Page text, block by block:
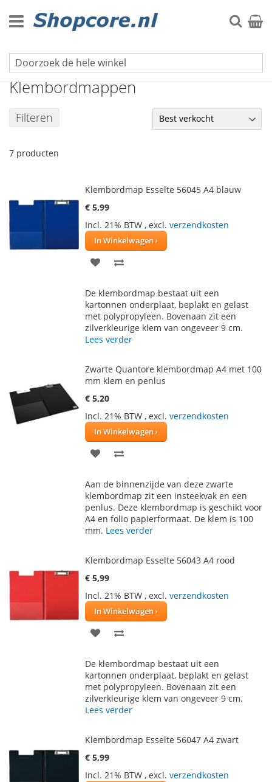
naar
de
Zoek
Schrijfblokken
Klembordmappen
Filteren
7 producten
Klembordmap Esselte 56045 A4 blauw
€ 5,99
Incl. 21% BTW , excl. verzendkosten
In Winkelwagen
VOEG
AAN
VERLANGLIJST
TE
VERGELIJKEN
De klembordmap bestaat uit een
kartonnen onderplaat, beplakt en gelast
met polypropyleen. Bovenaan zit een
zilverkleurige klem van ongeveer 9 cm.
Lees verder
Zwarte Quantore klembordmap A4 met 100
mm klem en penlus
€ 5,20
Incl. 21% BTW , excl. verzendkosten
In Winkelwagen
VOEG
AAN
VERLANGLIJST
TE
VERGELIJKEN
Aan de binnenzijde van deze zwarte
klembordmap zit een insteekvak en een
penlus. Deze klembordmap is geschikt voor
A4 en folio papierformaat. De klem is 100
mm. Lees verder
Klembordmap Esselte 56043 A4 rood
€ 5,99
Incl. 21% BTW , excl. verzendkosten
In Winkelwagen
VOEG
AAN
VERLANGLIJST
TE
VERGELIJKEN
De klembordmap bestaat uit een
kartonnen onderplaat, beplakt en gelast
met polypropyleen. Bovenaan zit een
zilverkleurige klem van ongeveer 9 cm.
Lees verder
Klembordmap Esselte 56047 A4 zwart
€ 5,99
Incl. 21% BTW , excl. verzendkosten